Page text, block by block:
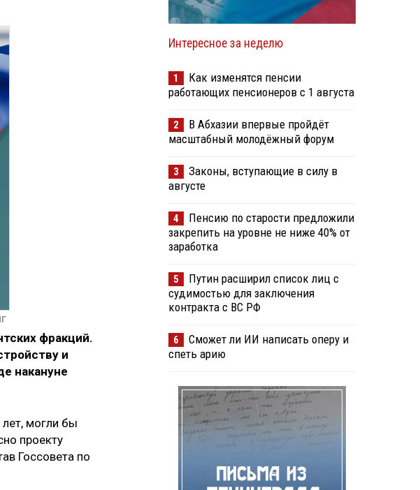
фракций.
и
накануне
могли бы
проекту
Госсовета по
Интересное за неделю
1
Как изменятся пенсии
работающих пенсионеров с 1 августа
2
В Абхазии впервые пройдёт
масштабный молодёжный форум
3
Законы, вступающие в силу в
августе
4
Пенсию по старости предложили
закрепить на уровне не ниже 40% от
заработка
5
Путин расширил список лиц с
судимостью для заключения
контракта с ВС РФ
6
Сможет ли ИИ написать оперу и
спеть арию